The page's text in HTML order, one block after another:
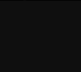
von der Masse